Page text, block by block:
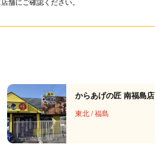
からあげの匠 南福島店
東北/福島